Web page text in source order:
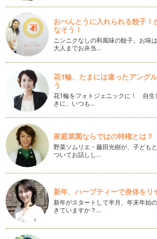
塩にこだわってみよう
こんにちは、アクティブ野菜ソムリエの岩
に入り、あっという間に立夏…
だしを簡単に使おう！
こんにちは、アクティブ野菜ソムリエの岩
も咲き、季節は春になりました！ …
紫キャベツを楽しもう♪
梅の花が咲き、春が近づいているのを感じ
は、アクティブ野菜ソムリエの岩本香…
冬の優れ野菜「芽キャベツ」
こんにちは！ アクティブ野菜ソムリエの
年間の執筆に引き続き、月に一回…
「野菜ぎらい」はなぜ、生まれる？
こんにちは、アクティブ野菜ソムリエの岩
年を迎えられ、大切な家族と素敵な時…
親子で野菜のブーケを作ろう♪
こんにちは！ アクティブ野菜ソムリエの
たち…
おべんとうに入れられる餃子！
なそう！
ニンニクなしの和風味の餃子。お味
大人までお弁当…
花1輪、たまには違ったアング
う
花1輪をフォトジェニックに！ 自生
きに、いつも…
家庭菜園ならではの特権とは？
野菜ソムリエ・藤田光樹が、子ども
ついてお話しし…
新年、ハーブティーで身体をリ
新年がスタートして半月、年末年始
きていますか？…